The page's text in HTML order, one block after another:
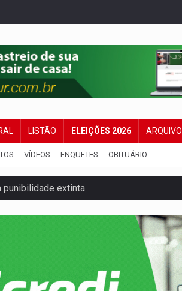
LISTÃO ELEIÇÕES 2026 ARQUIVO
VÍDEOS ENQUETES OBITUÁRIO
Madeira-Mamoré
1 mil para R$ 155 mil
Colina
Alternativo com entrada gratuita